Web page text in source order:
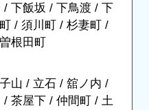
下飯坂 / 下鳥渡 / 下
/ 須川町 / 杉妻町 /
根田町
山 / 立石 / 舘ノ内 /
茶屋下 / 仲間町 / 土